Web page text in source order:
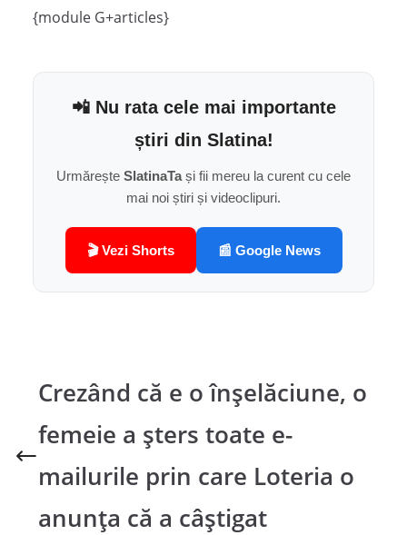
{module G+articles}
📲 Nu rata cele mai importante
știri din Slatina!
Urmărește SlatinaTași fii mereu la curent cu cele
mai noi știri și videoclipuri.
🎬 Vezi Shorts 📰 Google News
Crezând că e o înșelăciune, o
femeie a șters toate e-
mailurile prin care Loteria o
anunța că a câștigat